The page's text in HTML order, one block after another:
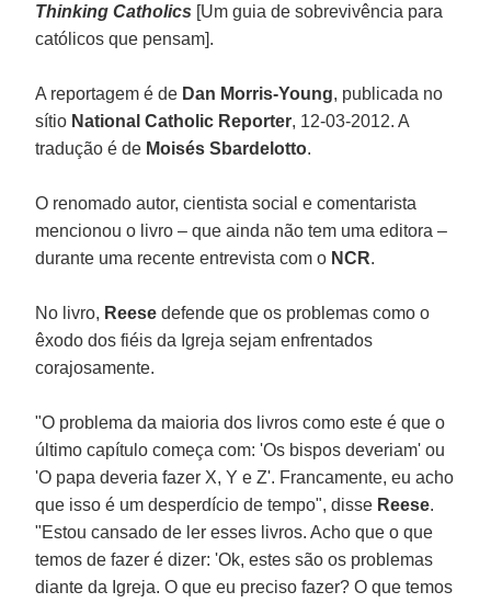
Thinking Catholics [Um guia de sobrevivência para
católicos que pensam].
A reportagem é de Dan Morris-Young, publicada no
sítio National Catholic Reporter, 12-03-2012. A
tradução é de Moisés Sbardelotto.
O renomado autor, cientista social e comentarista
mencionou o livro – que ainda não tem uma editora –
durante uma recente entrevista com o NCR.
No livro, Reesedefende que os problemas como o
êxodo dos fiéis da Igreja sejam enfrentados
corajosamente.
"O problema da maioria dos livros como este é que o
último capítulo começa com: 'Os bispos deveriam' ou
'O papa deveria fazer X, Y e Z'. Francamente, eu acho
que isso é um desperdício de tempo", disse Reese.
"Estou cansado de ler esses livros. Acho que o que
temos de fazer é dizer: 'Ok, estes são os problemas
diante da Igreja. O que eu preciso fazer? O que temos